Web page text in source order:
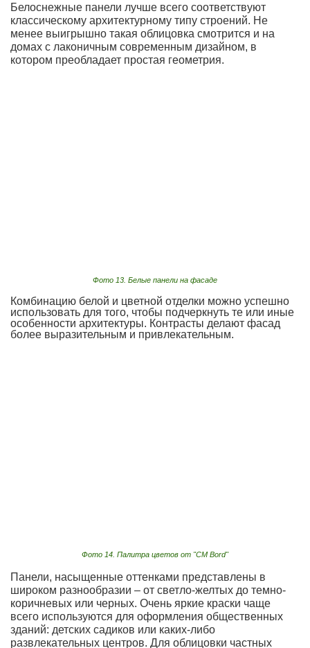
Белоснежные панели лучше всего соответствуют
классическому архитектурному типу строений. Не
менее выигрышно такая облицовка смотрится и на
домах с лаконичным современным дизайном, в
котором преобладает простая геометрия.
Фото 13. Белые панели на фасаде
Комбинацию белой и цветной отделки можно успешно
использовать для того, чтобы подчеркнуть те или иные
особенности архитектуры. Контрасты делают фасад
более выразительным и привлекательным.
Фото 14. Палитра цветов от "CM Bord"
Панели, насыщенные оттенками представлены в
широком разнообразии – от светло-желтых до темно-
коричневых или черных. Очень яркие краски чаще
всего используются для оформления общественных
зданий: детских садиков или каких-либо
развлекательных центров. Для облицовки частных